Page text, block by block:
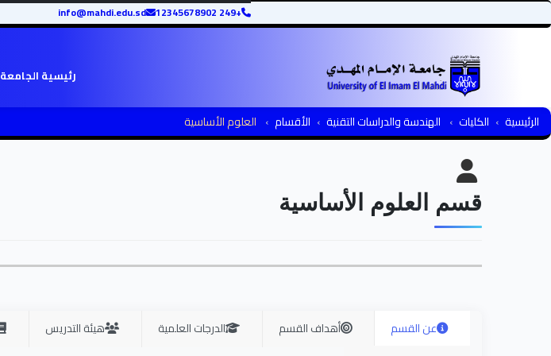
+249 12345678902
info@mahdi.edu.sd
رئيسية الجامعة
الرئيسية الكليات الهندسة والدراسات التقنية الأقسام العلوم الأساسية
قسم العلوم الأساسية
عن القسم أهداف القسم الدرجات العلمية هيئة التدريس